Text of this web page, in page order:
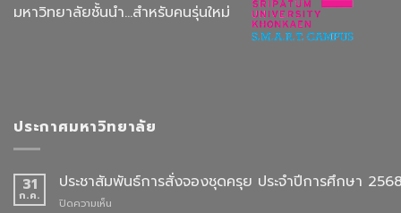
มหาวิทยาลัยชั้นนำ...สำหรับคนรุ่นใหม่
ประกาศมหาวิทยาลัย
31
ก.ค.
ประชาสัมพันธ์การสั่งจองชุดครุย ประจำปีการศึกษา
ปิดความเห็น